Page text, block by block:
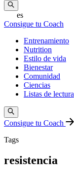
es
Consigue tu Coach
Entrenamiento
Nutrition
Estilo de vida
Bienestar
Comunidad
Ciencias
Listas de lectura
Consigue tu Coach
Tags
resistencia